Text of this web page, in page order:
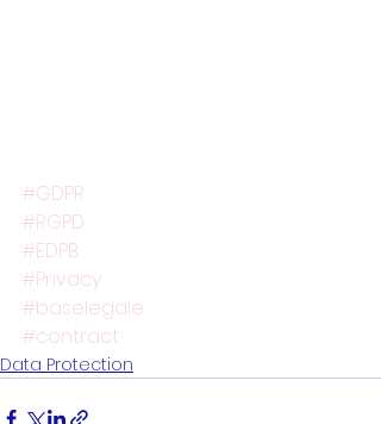
#GDPR
#RGPD
#EDPB
#Privacy
#baselegale
#contract
Data Protection